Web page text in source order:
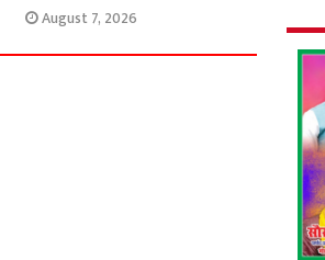
August 7, 2026